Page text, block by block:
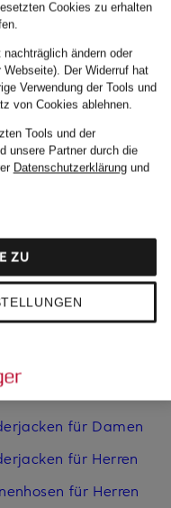
UP
139
LUISA CERANO
Hose
CHF 269
Ursprünglich:CHF 299
für Damen
für Herren
für Herren
Cookies zu erhalten
ändern oder
Der Widerruf hat
Verwendung der Tools und
von Cookies ablehnen.
Tools und der
unsere Partner durch die
Datenschutzerklärungund
ZU